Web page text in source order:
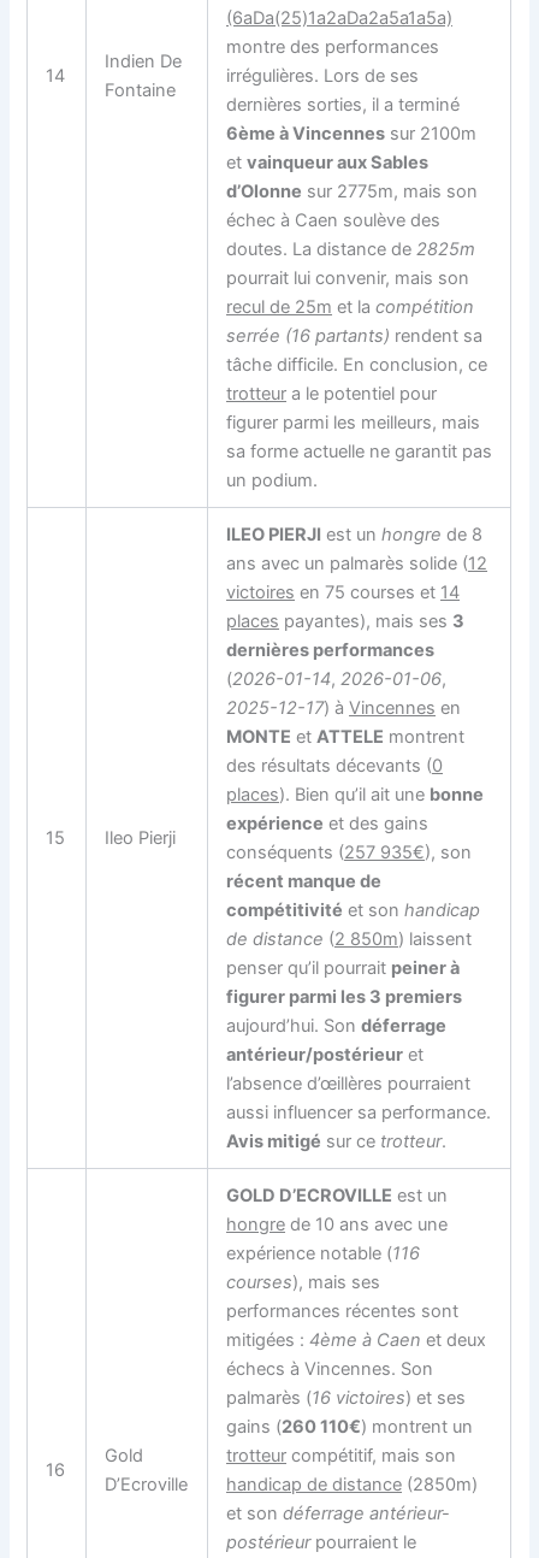
14
Indien De
Fontaine
(6aDa(25)1a2aDa2a5a1a5a)
montre des performances
irrégulières. Lors de ses
dernières sorties, il a terminé
6ème à Vincennes sur 2100m
etvainqueur aux Sables
d’Olonne sur 2775m, mais son
échec à Caen soulève des
doutes. La distance de 2825m
pourrait lui convenir, mais son
recul de 25m et lacompétition
serrée (16 partants) rendent sa
tâche difficile. En conclusion, ce
trotteur a le potentiel pour
figurer parmi les meilleurs, mais
sa forme actuelle ne garantit pas
un podium.
15 Ileo Pierji
ILEO PIERJI est unhongre de 8
ans avec un palmarès solide (12
victoires en 75 courses et 14
places payantes), mais ses 3
dernières performances
(2026-01-14, 2026-01-06,
2025-12-17) àVincennes en
MONTE et ATTELE montrent
des résultats décevants (0
places). Bien qu’il ait une bonne
expérience et des gains
conséquents (257 935€), son
récent manque de
compétitivité et sonhandicap
de distance (2 850m) laissent
penser qu’il pourrait peiner à
figurer parmi les 3 premiers
aujourd’hui. Sondéferrage
antérieur/postérieur et
l’absence d’œillères pourraient
aussi influencer sa performance.
Avis mitigé sur ce trotteur.
16
Gold
D’Ecroville
GOLD D’ECROVILLE est un
hongre de 10 ans avec une
expérience notable (116
courses), mais ses
performances récentes sont
mitigées :4ème à Caen et deux
échecs à Vincennes. Son
palmarès (16 victoires) et ses
gains (260 110€) montrent un
trotteur compétitif, mais son
handicap de distance (2850m)
et sondéferrage antérieur-
postérieurpourraient le